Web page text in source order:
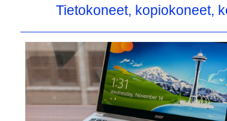
Tietokoneet, kopiokoneet,